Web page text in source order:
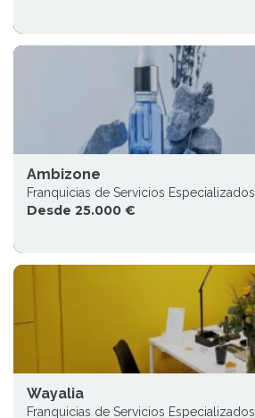
Ambizone
Franquicias de Servicios Especializados
Desde 25.000 €
Wayalia
Franquicias de Servicios Especializados